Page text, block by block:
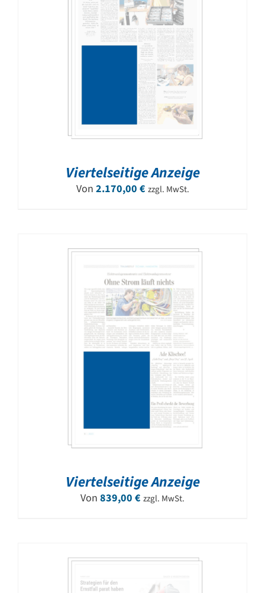
Viertelseitige Anzeige
Von 2.170,00 € zzgl. MwSt.
Viertelseitige Anzeige
Von 839,00 € zzgl. MwSt.